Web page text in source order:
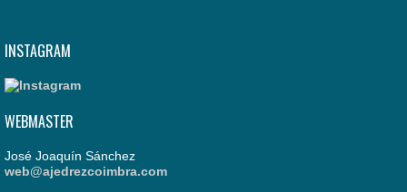
INSTAGRAM
WEBMASTER
José Joaquín Sánchez
web@ajedrezcoimbra.com